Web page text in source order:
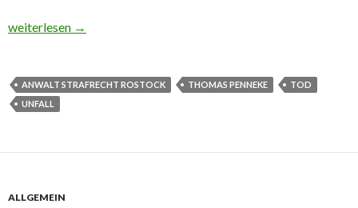
Drum prüfe, was Du trinkst
weiterlesen →
ANWALT STRAFRECHT ROSTOCK THOMAS PENNEKE
TOD
UNFALL
ALLGEMEIN